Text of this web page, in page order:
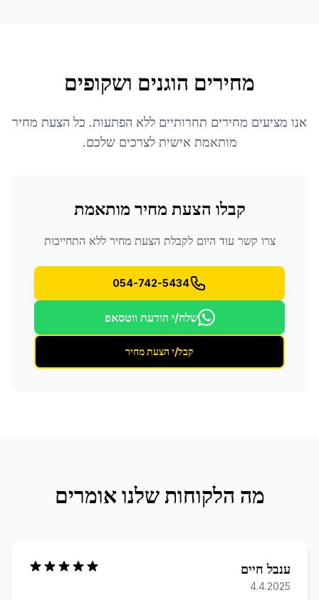
מחירים הוגנים ושקופים
אנו מציעים מחירים תחרותיים ללא הפתעות. כל הצעת מחיר
מותאמת אישית לצרכים שלכם.
קבלו הצעת מחיר מותאמת
צרו קשר עוד היום לקבלת הצעת מחיר ללא התחייבות
054-742-5434
שלח/י הודעת ווטסאפ
קבל/י הצעת מחיר
מה הלקוחות שלנו אומרים
ענבל חיים
4.4.2025